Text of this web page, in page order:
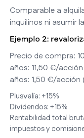
Comparable a
inquilinos ni asumir
Ejemplo 2:
Precio de compra:
años: 11,50 €/
años: 1,50 €/
Plusvalía: +15%
Dividendos: +15%
Rentabilidad total
impuestos y